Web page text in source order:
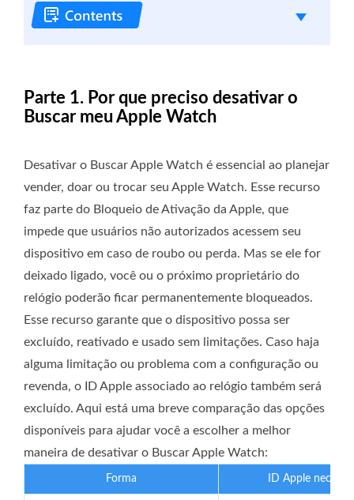
Parte 1. Por que preciso desativar o
Buscar meu Apple Watch
Desativar o Buscar Apple Watch é essencial ao planejar
vender, doar ou trocar seu Apple Watch. Esse recurso
faz parte do Bloqueio de Ativação da Apple, que
impede que usuários não autorizados acessem seu
dispositivo em caso de roubo ou perda. Mas se ele for
deixado ligado, você ou o próximo proprietário do
relógio poderão ficar permanentemente bloqueados.
Esse recurso garante que o dispositivo possa ser
excluído, reativado e usado sem limitações. Caso haja
alguma limitação ou problema com a configuração ou
revenda, o ID Apple associado ao relógio também será
excluído. Aqui está uma breve comparação das opções
disponíveis para ajudar você a escolher a melhor
maneira de desativar o Buscar Apple Watch:
Forma ID Apple